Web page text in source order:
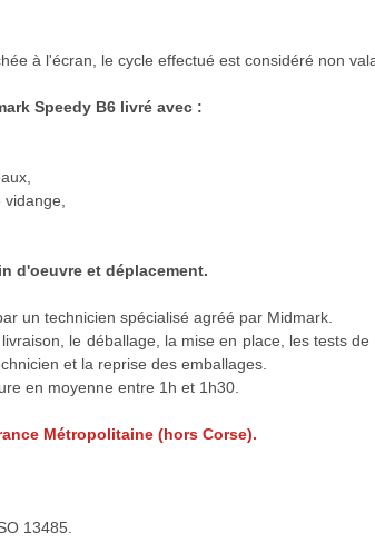
à l'écran, le cycle effectué est considéré non
Speedy B6 livré avec :
d'oeuvre et déplacement.
un technicien spécialisé agréé par Midmark.
le déballage, la mise en place, les tests
et la reprise des emballages.
en moyenne entre 1h et 1h30.
Métropolitaine (hors Corse).
13485.